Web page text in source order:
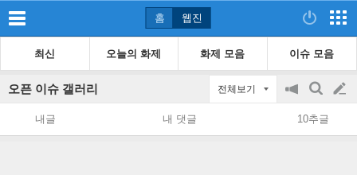
홈 웹진
최신 오늘의 화제 화제 모음 이슈 모음
오픈 이슈 갤러리 전체보기
공
지
on/off
검
색
글
쓰
내글 내 댓글 10추글